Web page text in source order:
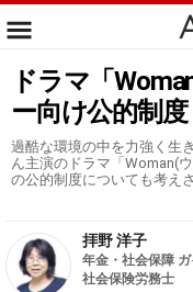
ドラマ「
ー向け公的制度
過酷な環境の中を力強く生
ん主演のドラマ「Woman(
の公的制度についても考え
拝野 洋子
年金・社会保障 ガ
社会保険労務士